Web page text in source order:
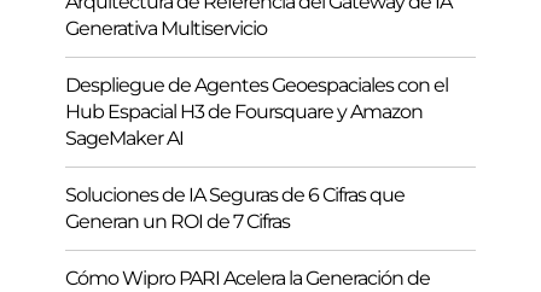
Generativa Multiservicio
Despliegue de Agentes Geoespaciales con el
Hub Espacial H3 de Foursquare y Amazon
SageMaker AI
Soluciones de IA Seguras de 6 Cifras que
Generan un ROI de 7 Cifras
Cómo Wipro PARI Acelera la Generación de